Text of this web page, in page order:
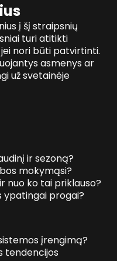
į šį straipsnių
turi atitikti
nori būti patvirtinti.
asmenys ar
už svetainėje
ir sezoną?
mokymąsi?
nuo ko tai priklauso?
ypatingai progai?
įrengimą?
tendencijos